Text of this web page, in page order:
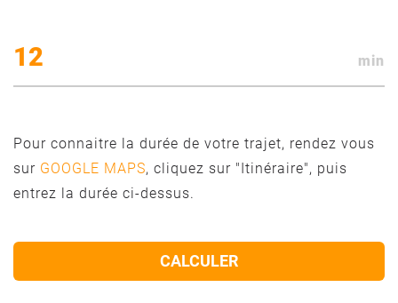
min
Pour connaitre la durée de votre trajet, rendez vous
sur GOOGLE MAPS, cliquez sur "Itinéraire", puis
entrez la durée ci-dessus.
CALCULER